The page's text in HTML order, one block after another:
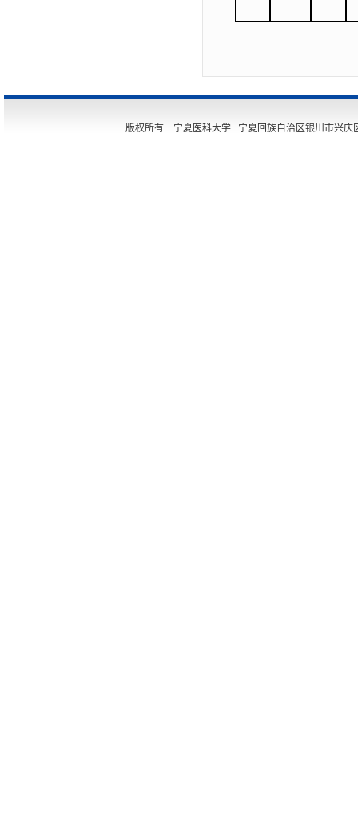
版权所有 宁夏医科大学 宁夏回族自治区银川市兴庆